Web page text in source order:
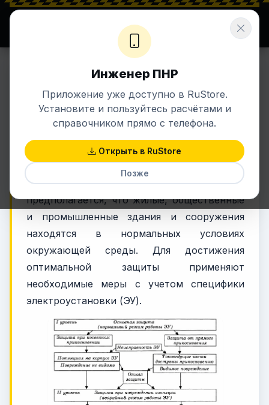
⚡ ENERGETIK.UZ
Инженер ПНР
Приложение уже доступно в RuStore.
Установите и пользуйтесь расчётами и
справочником прямо с телефона.
Открыть в RuStore
Позже
Оптимизация защиты в
распределительных сетях
В процессе оптимизации защиты от
поражения электрическим током
предполагается, что жилые, общественные
и промышленные здания и сооружения
находятся в нормальных условиях
окружающей среды. Для достижения
оптимальной защиты применяют
необходимые меры с учетом специфики
электроустановки (ЭУ).